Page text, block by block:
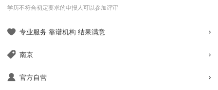
学历不符合初定要求的申报人可以参加评审
专业服务 靠谱机构 结果满意
南京
官方自营